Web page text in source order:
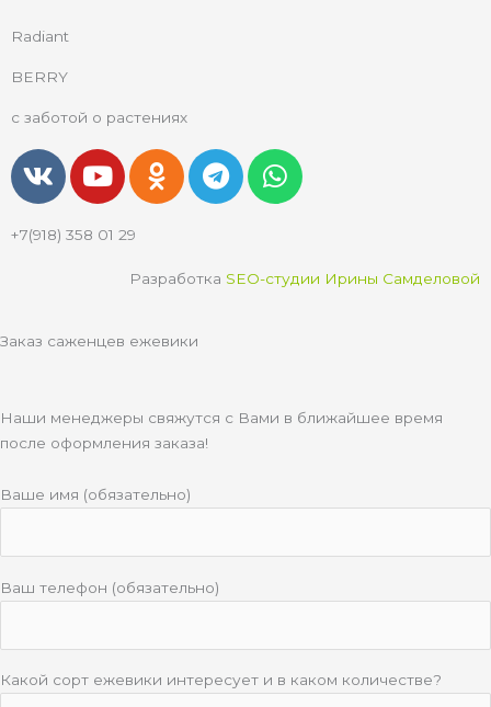
Radiant
BERRY
с заботой о растениях
V
k
Y
o
t
O
d
k
l
s
n
i
i
T
e
g
W
h
s
a
+7(918) 358 01 29
Разработка SEO-студии Ирины Самделовой
Заказ саженцев ежевики
Наши менеджеры свяжутся с Вами в ближайшее время
после оформления заказа!
Ваше имя (обязательно)
Ваш телефон (обязательно)
Какой сорт ежевики интересует и в каком количестве?